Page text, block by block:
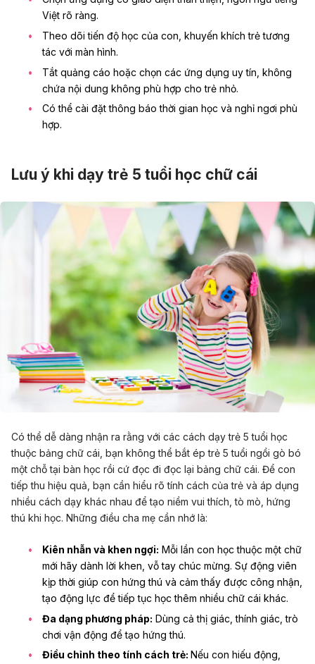
Việt rõ ràng.
Theo dõi tiến độ học của con, khuyến khích trẻ tương
tác với màn hình.
Tắt quảng cáo hoặc chọn các ứng dụng uy tín, không
chứa nội dung không phù hợp cho trẻ nhỏ.
Có thể cài đặt thông báo thời gian học và nghỉ ngơi phù
hợp.
Lưu ý khi dạy trẻ 5 tuổi học chữ cái
Có thể dễ dàng nhận ra rằng với các cách dạy trẻ 5 tuổi học
thuộc bảng chữ cái, bạn không thể bắt ép trẻ 5 tuổi ngồi gò bó
một chỗ tại bàn học rồi cứ đọc đi đọc lại bảng chữ cái. Để con
tiếp thu hiệu quả, bạn cần hiểu rõ tính cách của trẻ và áp dụng
nhiều cách dạy khác nhau để tạo niềm vui thích, tò mò, hứng
thú khi học. Những điều cha mẹ cần nhớ là:
Kiên nhẫn và khen ngợi: Mỗi lần con học thuộc một chữ
mới hãy dành lời khen, vỗ tay chúc mừng. Sự động viên
kịp thời giúp con hứng thú và cảm thấy được công nhận,
tạo động lực để tiếp tục học thêm nhiều chữ cái khác.
Đa dạng phương pháp: Dùng cả thị giác, thính giác, trò
chơi vận động để tạo hứng thú.
Điều chỉnh theo tính cách trẻ: Nếu con hiếu động,